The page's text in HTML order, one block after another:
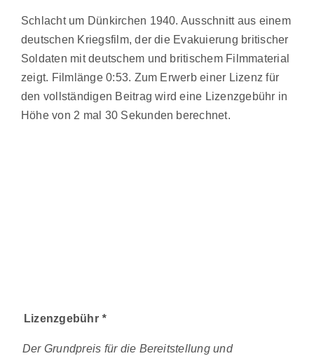
Schlacht um Dünkirchen 1940. Ausschnitt aus einem
deutschen Kriegsfilm, der die Evakuierung britischer
Soldaten mit deutschem und britischem Filmmaterial
zeigt. Filmlänge 0:53. Zum Erwerb einer Lizenz für
den vollständigen Beitrag wird eine Lizenzgebühr in
Höhe von 2 mal 30 Sekunden berechnet.
Lizenzgebühr*
Der Grundpreis für die Bereitstellung und